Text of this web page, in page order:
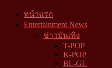
หน้าแรก
Entertainment News
ข่าวบันเทิง
T-POP
K-POP
BL-GL